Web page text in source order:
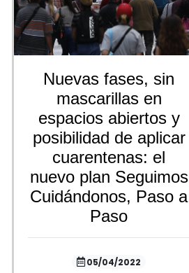
Nuevas fases, sin
mascarillas en
espacios abiertos y
posibilidad de aplicar
cuarentenas: el
nuevo plan Seguimos
Cuidándonos, Paso a
Paso
05/04/2022